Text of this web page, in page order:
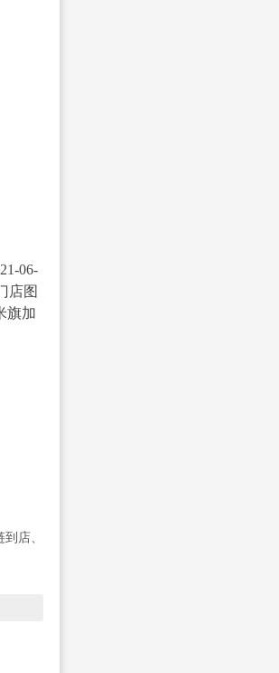
06-
店图
旗加
店、